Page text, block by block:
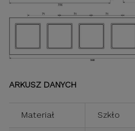
ARKUSZ DANYCH
Materiał Szkło